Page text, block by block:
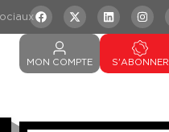
MON COMPTE S'ABONNER